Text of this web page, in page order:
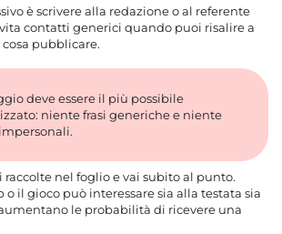
è scrivere alla redazione o al referente
contatti generici quando puoi risalire a
pubblicare.
deve essere il più possibile
niente frasi generiche e niente
raccolte nel foglio e vai subito al punto.
o il gioco può interessare sia alla testata sia
le probabilità di ricevere una